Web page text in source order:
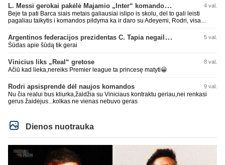
L. Messi gerokai pakėlė Majamio „Inter“ komandos vertę 4 val.
Beje ta pati Barca siais metais galiausiai islipo is skolu, del to gali leisti
pagaliau taikytis i komandos pildyma ka ir daro su Adeyemi, Rodri, visa
Argentinos federacijos prezidentas C. Tapia negailėjo pagyrų G. Infantino 5 val.
Šūdas apie šūdą tik gerai
Vinicius liks „Real“ gretose 8 val.
Ačiū kad lieka,nereiks Premier league ta princesę matyti😀
Rodri apsisprendė dėl naujos komandos 9 val.
Nu čia realui bus kliurka,žaidžia su Viniciaus kontraktu geriau,nei renkasi
gerus žaidėjus...kolkas ne vienas nebuvo geras
Dienos nuotrauka